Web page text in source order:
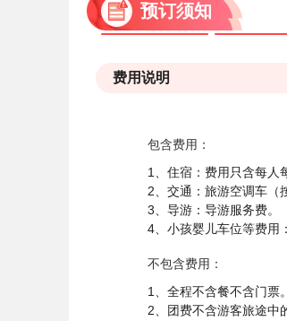
预订须知
费用说明
包含费用：
1、住宿：费用只含每人
2、交通：旅游空调车（
3、导游：导游服务费。
4、小孩婴儿车位等费用
不包含费用：
1、全程不含餐不含门票。
2、团费不含游客旅途中